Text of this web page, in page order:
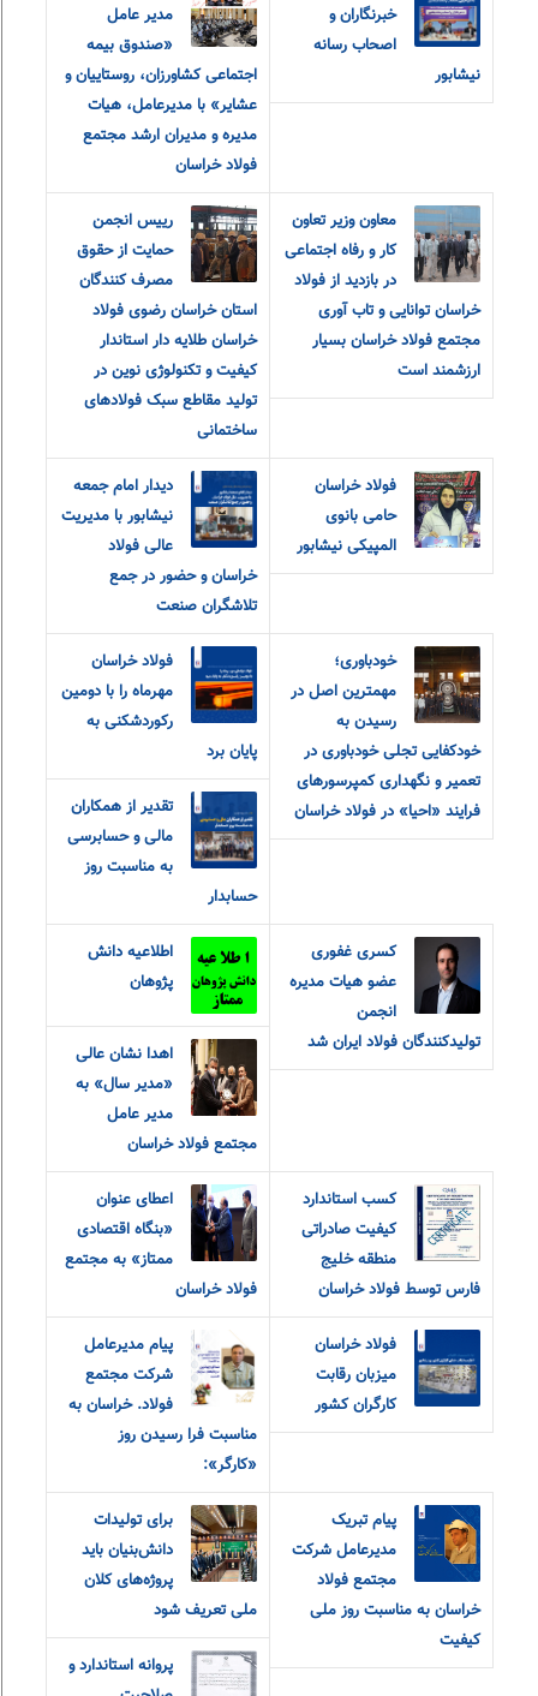
خبرنگاران و
اصحاب رسانه
نیشابور
مدیر عامل
«صندوق بیمه
اجتماعی کشاورزان، روستاییان و
عشایر» با مدیرعامل، هیات
مدیره و مدیران ارشد مجتمع
فولاد خراسان
معاون وزیر تعاون
کار و رفاه اجتماعی
در بازدید از فولاد
خراسان توانایی و تاب آوری
مجتمع فولاد خراسان بسیار
ارزشمند است
رییس انجمن
حمایت از حقوق
مصرف کنندگان
استان خراسان رضوی فولاد
خراسان طلایه دار استاندار
کیفیت و تکنولوژی نوین در
تولید مقاطع سبک فولادهای
ساختمانی
فولاد خراسان
حامی بانوی
المپیکی نیشابور
دیدار امام جمعه
نیشابور با مدیریت
عالی فولاد
خراسان و حضور در جمع
تلاشگران صنعت
خودباوری؛
مهمترین اصل در
رسیدن به
خودکفایی تجلی خودباوری در
تعمیر و نگهداری کمپرسورهای
فرایند «احیا» در فولاد خراسان
فولاد خراسان
مهرماه را با دومین
رکوردشکنی به
پایان برد
تقدیر از همکاران
مالی و حسابرسی
به مناسبت روز
حسابدار
کسری غفوری
عضو هیات مدیره
انجمن
تولیدکنندگان فولاد ایران شد
اطلاعیه دانش
پژوهان
اهدا نشان عالی
«مدیر سال» به
مدیر عامل
مجتمع فولاد خراسان
کسب استاندارد
کیفیت صادراتی
منطقه خلیج
فارس توسط فولاد خراسان
اعطای عنوان
«بنگاه اقتصادی
ممتاز» به مجتمع
فولاد خراسان
فولاد خراسان
میزبان رقابت
کارگران کشور
پیام مدیرعامل
شرکت مجتمع
فولاد. خراسان به
مناسبت فرا رسیدن روز
«کارگر»:
پیام تبریک
مدیرعامل شرکت
مجتمع فولاد
خراسان به مناسبت روز ملی
کیفیت
برای تولیدات
دانش‌بنیان باید
پروژه‌های کلان
ملی تعریف شود
پروانه استاندارد و